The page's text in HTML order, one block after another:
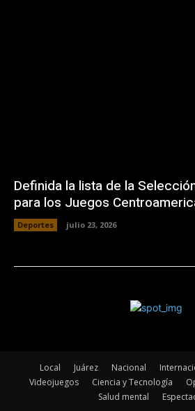
Definida la lista de la
para los Juegos
Deportes julio 23, 2026
Local Juárez Nacional
Videojuegos
Ciencia y Tecnología
Salud mental